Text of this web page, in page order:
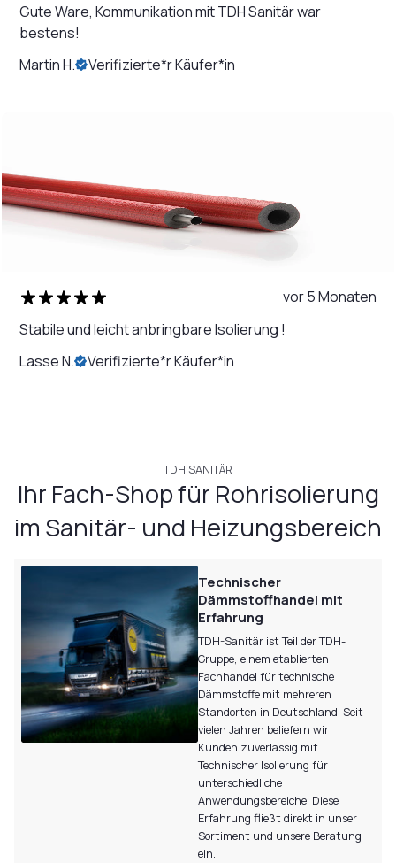
Gute Ware, Kommunikation mit TDH Sanitär war
bestens!
Martin H.
Verifizierte*r Käufer*in
vor 5 Monaten
Stabile und leicht anbringbare Isolierung !
Lasse N.
Verifizierte*r Käufer*in
TDH SANITÄR
Ihr Fach-Shop für Rohrisolierung
im Sanitär- und Heizungsbereich
Technischer
Dämmstoffhandel mit
Erfahrung
TDH-Sanitär ist Teil der TDH-
Gruppe, einem etablierten
Fachhandel für technische
Dämmstoffe mit mehreren
Standorten in Deutschland. Seit
vielen Jahren beliefern wir
Kunden zuverlässig mit
Technischer Isolierung für
unterschiedliche
Anwendungsbereiche. Diese
Erfahrung fließt direkt in unser
Sortiment und unsere Beratung
ein.